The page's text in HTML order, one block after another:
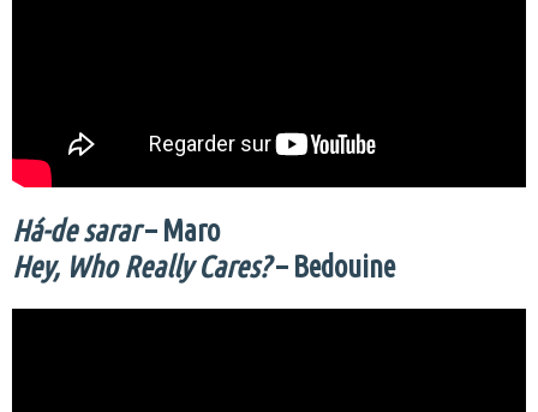
Há-de sarar– Maro
Hey, Who Really Cares?– Bedouine